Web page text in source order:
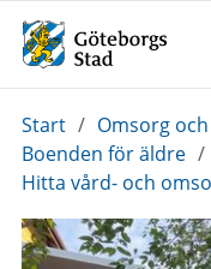
Du
är
här:
Start / Omsorg
Boenden för äldre /
Hitta vård- och